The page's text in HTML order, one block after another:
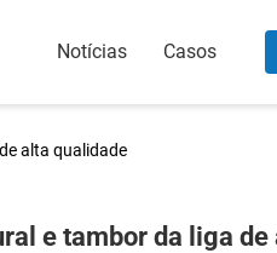
Notícias Casos
alta qualidade
e tambor da liga